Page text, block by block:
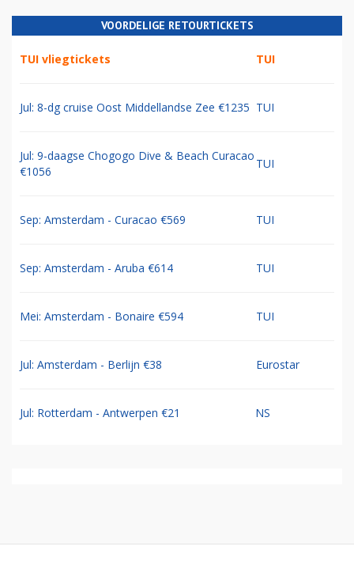
VOORDELIGE RETOURTICKETS
TUI vliegtickets TUI
Jul: 8-dg cruise Oost Middellandse Zee €1235 TUI
Jul: 9-daagse Chogogo Dive & Beach Curacao
€1056
TUI
Sep: Amsterdam - Curacao €569 TUI
Sep: Amsterdam - Aruba €614 TUI
Mei: Amsterdam - Bonaire €594 TUI
Jul: Amsterdam - Berlijn €38 Eurostar
Jul: Rotterdam - Antwerpen €21 NS